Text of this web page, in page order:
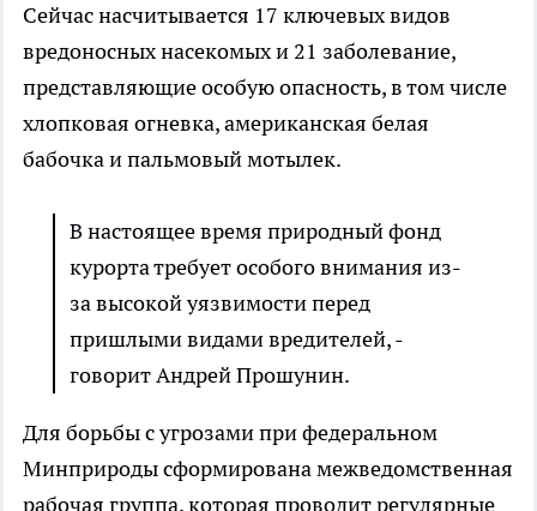
Сейчас насчитывается 17 ключевых видов
вредоносных насекомых и 21 заболевание,
представляющие особую опасность, в том числе
хлопковая огневка, американская белая
бабочка и пальмовый мотылек.
В настоящее время природный фонд
курорта требует особого внимания из-
за высокой уязвимости перед
пришлыми видами вредителей, -
говорит Андрей Прошунин.
Для борьбы с угрозами при федеральном
Минприроды сформирована межведомственная
рабочая группа, которая проводит регулярные